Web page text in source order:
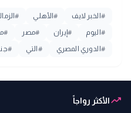
# الخبر لايف #الأهلي #
# اليوم # إيران #مصر #
# الدوري المصري # التي #
trending_upالأكثر رواجاً